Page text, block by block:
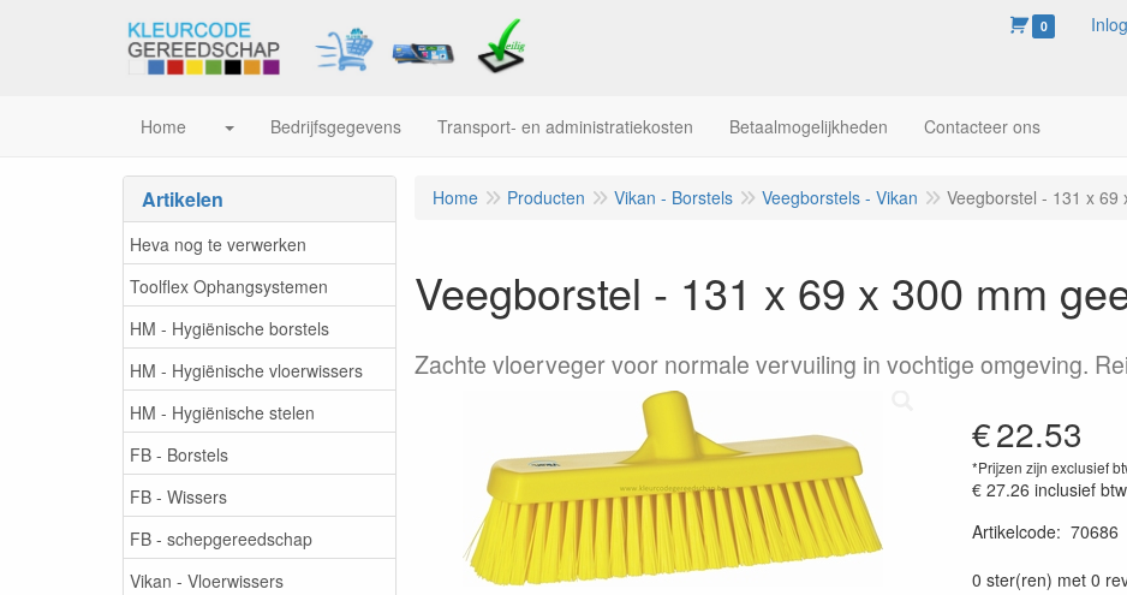
0
Home Bedrijfsgegevens Transport- en administratiekosten Betaalmogelijkheden Contacteer ons
Artikelen
Heva nog te verwerken
Toolflex Ophangsystemen
HM - Hygiënische borstels
HM - Hygiënische vloerwissers
HM - Hygiënische stelen
FB - Borstels
FB - Wissers
FB - schepgereedschap
Vikan - Vloerwissers
Home Producten Vikan - Borstels Veegborstels - Vikan Veegborstel - 131 x 69
Veegborstel - 131 x 69 x 300 mm
Zachte vloerveger voor normale vervuiling in vochtige omgeving.
€22.53
*Prijzen zijn exclusief
€ 27.26 inclusief btw
Artikelcode: 70686
0 ster(ren) met 0